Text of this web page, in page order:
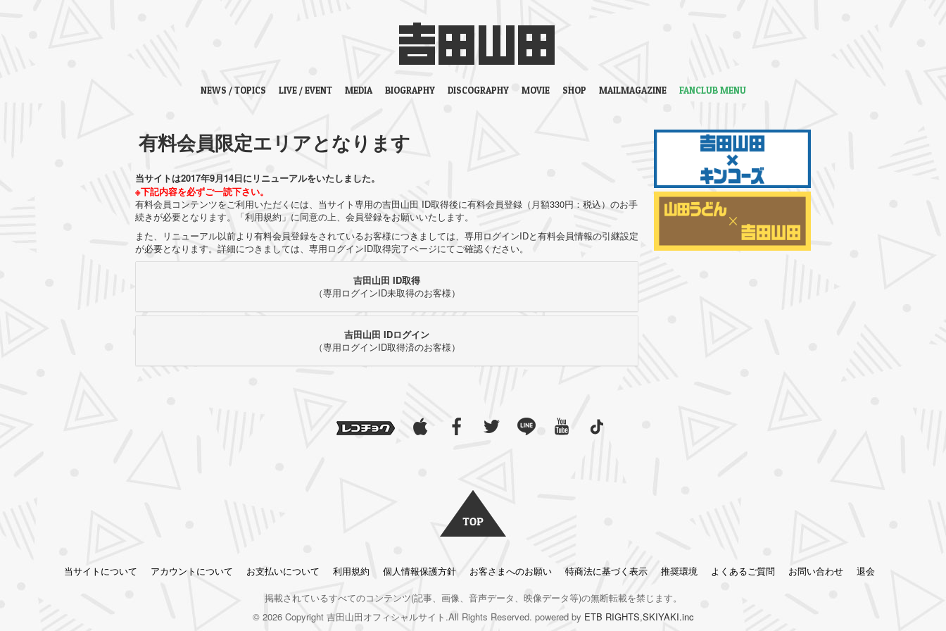
NEWS / TOPICS LIVE / EVENT MEDIA BIOGRAPHY DISCOGRAPHY MOVIE SHOP MAILMAGAZINE FANCLUB MENU
有料会員限定エリアとなります
当サイトは2017年9月14日にリニューアルをいたしました。
※下記内容を必ずご一読下さい。
有料会員コンテンツをご利用いただくには、当サイト専用の吉田山田 ID取得後に有料会員登録（月額330円：税込）のお手
続きが必要となります。「利用規約」に同意の上、会員登録をお願いいたします。
また、リニューアル以前より有料会員登録をされているお客様につきましては、専用ログインIDと有料会員情報の引継設定
が必要となります。詳細につきましては、専用ログインID取得完了ページにてご確認ください。
吉田山田 ID取得
（専用ログインID未取得のお客様）
吉田山田 IDログイン
（専用ログインID取得済のお客様）
当サイトについて アカウントについて お支払いについて 利用規約 個人情報保護方針 お客さまへのお願い 特商法に基づく表示 推奨環境 よくあるご質問 お問い合わせ
退会
掲載されているすべてのコンテンツ(記事、画像、音声データ、映像データ等)の無断転載を禁じます。
© 2026 Copyright 吉田山田オフィシャルサイト.All Rights Reserved. powered by ETB RIGHTS,SKIYAKI.inc